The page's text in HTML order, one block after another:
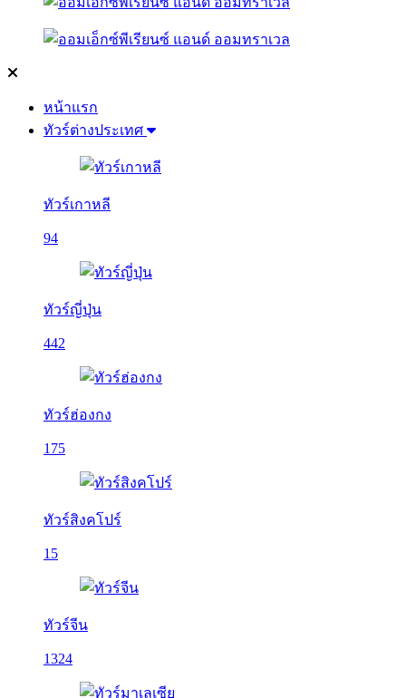
หน้าแรก
ทัวร์ต่างประเทศ
ทัวร์เกาหลี
94
ทัวร์ญี่ปุ่น
442
ทัวร์ฮ่องกง
175
ทัวร์สิงคโปร์
15
ทัวร์จีน
1324